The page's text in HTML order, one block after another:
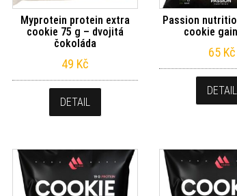
Myprotein protein extra
cookie 75 g – dvojitá
čokoláda
49 Kč
DETAIL
Passion
cookie
65 Kč
DETAIL